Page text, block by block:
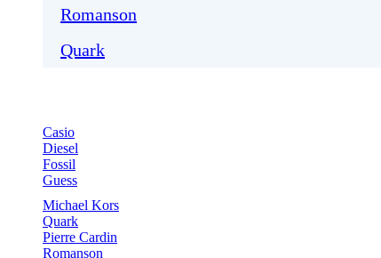
Romanson
Quark
Casio
Diesel
Fossil
Guess
Michael Kors
Quark
Pierre Cardin
Romanson